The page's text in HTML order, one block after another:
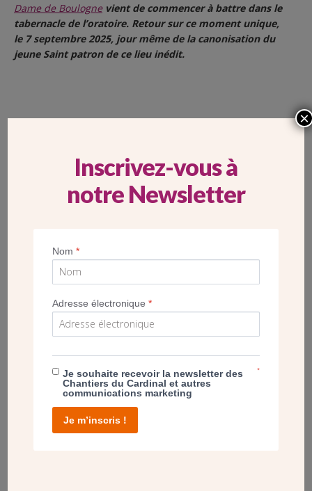
Dame de Boulognevient de commencer à battre dans le
tabernacle de l’oratoire. Retour sur ce moment unique,
le 7 septembre 2025, jour même de la canonisation du
jeune Saint patron de ce lieu inédit.
CARDINAL VERDIER À LACROIX-BARREZ
L’année 2025 célèbre les 85 ans du rappel à Dieu du
Cardinal Jean Verdier, fondateur de l’œuvre des
Chantiers du Cardinal. Son village natal, en Aveyron, a
Inscrivez-vous à
notre Newsletter
Nom*
Adresse électronique*
Je souhaite recevoir la newsletter des
Chantiers du Cardinal et autres
communications marketing
*
Je m’inscris !
×